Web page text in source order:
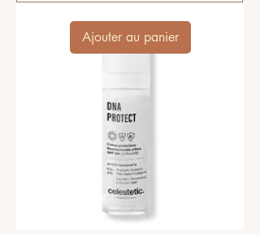
Ajouter au panier